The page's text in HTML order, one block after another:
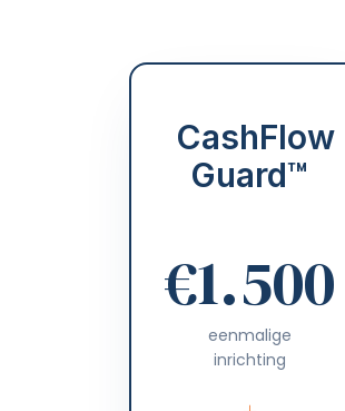
CashFlow
Guard™
€1.500
eenmalige
inrichting